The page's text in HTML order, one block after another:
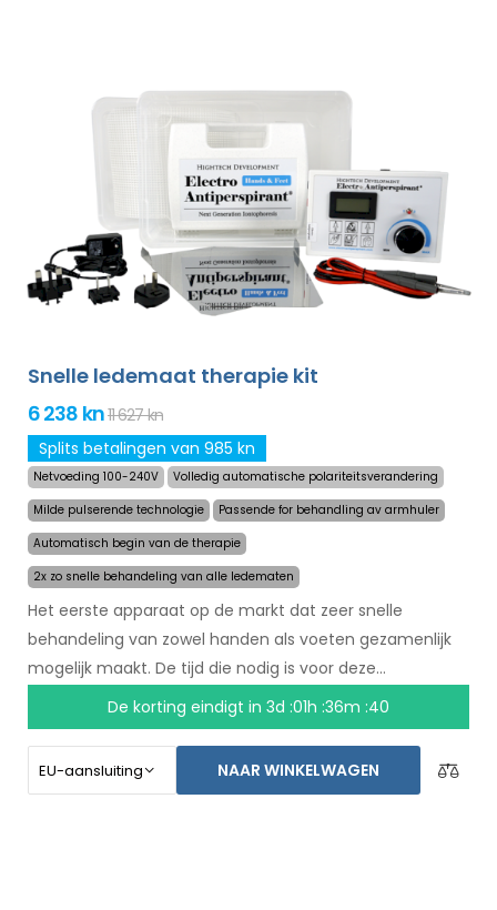
Snelle ledemaat therapie kit
6 238 kn11 627 kn
Splits betalingen van 985 kn
Netvoeding 100-240V
Volledig automatische polariteitsverandering
Milde pulserende technologie
Passende for behandling av armhuler
Automatisch begin van de therapie
2x zo snelle behandeling van alle ledematen
Het eerste apparaat op de markt dat zeer snelle
behandeling van zowel handen als voeten gezamenlijk
mogelijk maakt. De tijd die nodig is voor deze
behandeling is teruggebracht naar 24 minuten, en het
langdurige effect van de behandeling is hetzelfde
gebleven. Met een automatisch systeem bent u niet
meer afhankelijk van een ander persoon. Zorg voor
De korting eindigt in3d :01h :36m :39
NAAR WINKELWAGEN